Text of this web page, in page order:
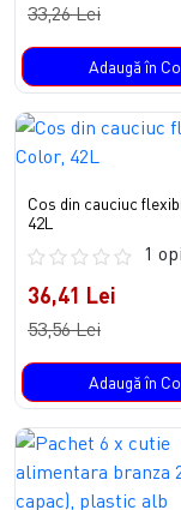
33,26 Lei
Adaugă în
Cos din cauciuc
42L
1
36,41 Lei
53,56 Lei
Adaugă în